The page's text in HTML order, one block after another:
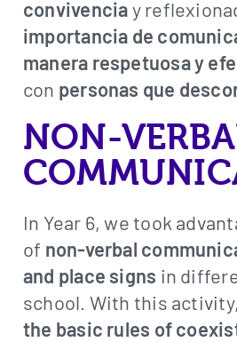
convivenciay
importancia de
manera respetuosa y
con personas que
NON-
In Year 6, we took
of non-verbal
and place signs in
school. With this
the basic rules of